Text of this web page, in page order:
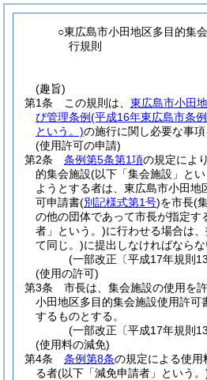
○東広島市小田地区多目的集
行規則
(趣旨)
第1条
この規則は、 東広島市小田
び管理条例(平成16年東広島市条
という。)の施行に関し必要な事項
(使用許可の申請)
第2条
条例第5条第1項の規定によ
的集会施設(以下「集会施設」と
ようとする者は、東広島市小田地
可申請書(別記様式第1号)を市長(
の他の団体であって市長が指定す
者」という。)に行わせる場合は、
て同じ。)に提出しなければならな
(一部改正〔平成17年規則
(使用の許可)
第3条
市長は、集会施設の使用を
小田地区多目的集会施設使用許可
するものとする。
(一部改正〔平成17年規則
(使用料の減免)
第4条
条例第8条の規定による使用
る者(以下「減免申請者」という。